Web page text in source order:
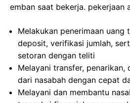
emban saat bekerja. pekerjaan
Melakukan penerimaan uang
deposit, verifikasi jumlah,
setoran dengan teliti
Melayani transfer, penarikan,
dari nasabah dengan cepat
Melayani dan membantu